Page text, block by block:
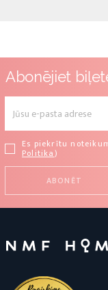
Abonējiet
Es piekrītu
Politika)